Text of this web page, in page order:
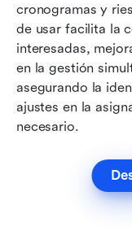
cronogramas y
de usar facilita la
interesadas,
en la gestión
asegurando la
ajustes en la
necesario.